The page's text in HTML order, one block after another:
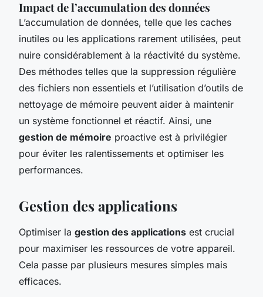
Impact de l’accumulation des données
L’accumulation de données, telle que les caches
inutiles ou les applications rarement utilisées, peut
nuire considérablement à la réactivité du système.
Des méthodes telles que la suppression régulière
des fichiers non essentiels et l’utilisation d’outils de
nettoyage de mémoire peuvent aider à maintenir
un système fonctionnel et réactif. Ainsi, une
gestion de mémoire proactive est à privilégier
pour éviter les ralentissements et optimiser les
performances.
Gestion des applications
Optimiser la gestion des applications est crucial
pour maximiser les ressources de votre appareil.
Cela passe par plusieurs mesures simples mais
efficaces.